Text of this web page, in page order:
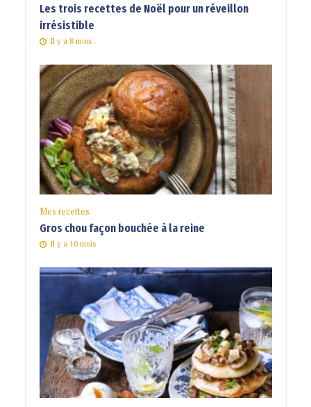
Les trois recettes de Noël pour un réveillon
irrésistible
Il y a 8 mois
Mes recettes
Gros chou façon bouchée à la reine
Il y a 10 mois